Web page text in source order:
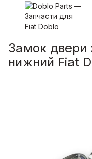
Замок двери
нижний Fiat